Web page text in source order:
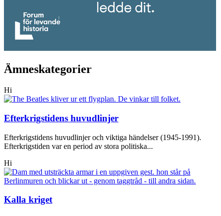
Ämneskategorier
Hi
Efterkrigstidens huvudlinjer
Efterkrigstidens huvudlinjer och viktiga händelser (1945-1991).
Efterkrigstiden var en period av stora politiska...
Hi
Kalla kriget